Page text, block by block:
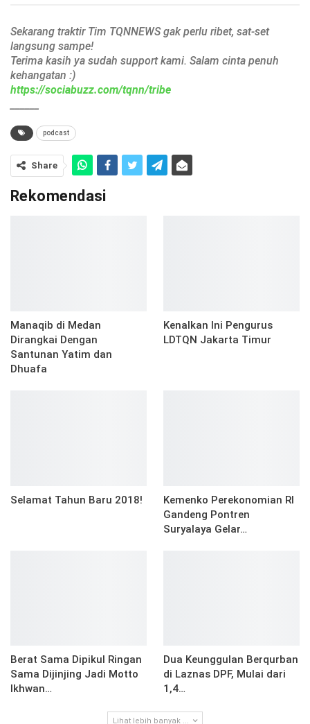
Sekarang traktir Tim TQNNEWS gak perlu ribet, sat-set
langsung sampe!
Terima kasih ya sudah support kami. Salam cinta penuh
kehangatan :)
https://sociabuzz.com/tqnn/tribe
podcast
Share
Rekomendasi
Manaqib di Medan
Dirangkai Dengan
Santunan Yatim dan
Dhuafa
Kenalkan Ini Pengurus
LDTQN Jakarta Timur
Selamat Tahun Baru 2018!
Kemenko Perekonomian RI
Gandeng Pontren
Suryalaya Gelar…
Berat Sama Dipikul Ringan
Sama Dijinjing Jadi Motto
Ikhwan…
Dua Keunggulan Berqurban
di Laznas DPF, Mulai dari
1,4…
Lihat lebih banyak ...